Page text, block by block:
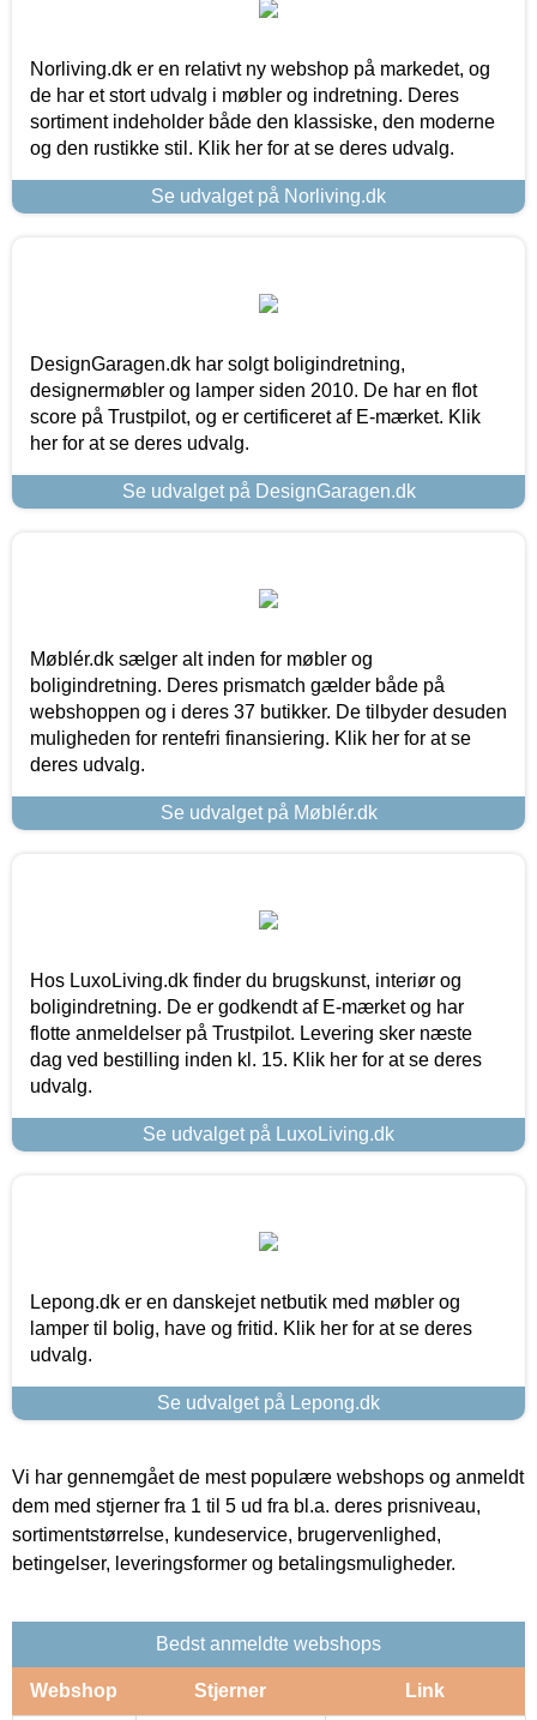
Norliving.dk er en relativt ny webshop på markedet, og
de har et stort udvalg i møbler og indretning. Deres
sortiment indeholder både den klassiske, den moderne
og den rustikke stil. Klik her for at se deres udvalg.
Se udvalget på Norliving.dk
DesignGaragen.dk har solgt boligindretning,
designermøbler og lamper siden 2010. De har en flot
score på Trustpilot, og er certificeret af E-mærket. Klik
her for at se deres udvalg.
Se udvalget på DesignGaragen.dk
Møblér.dk sælger alt inden for møbler og
boligindretning. Deres prismatch gælder både på
webshoppen og i deres 37 butikker. De tilbyder desuden
muligheden for rentefri finansiering. Klik her for at se
deres udvalg.
Se udvalget på Møblér.dk
Hos LuxoLiving.dk finder du brugskunst, interiør og
boligindretning. De er godkendt af E-mærket og har
flotte anmeldelser på Trustpilot. Levering sker næste
dag ved bestilling inden kl. 15. Klik her for at se deres
udvalg.
Se udvalget på LuxoLiving.dk
Lepong.dk er en danskejet netbutik med møbler og
lamper til bolig, have og fritid. Klik her for at se deres
udvalg.
Se udvalget på Lepong.dk
Vi har gennemgået de mest populære webshops og anmeldt
dem med stjerner fra 1 til 5 ud fra bl.a. deres prisniveau,
sortimentstørrelse, kundeservice, brugervenlighed,
betingelser, leveringsformer og betalingsmuligheder.
Bedst anmeldte webshops
Webshop Stjerner Link